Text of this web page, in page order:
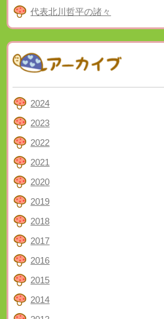
代表北川哲平の諸々
2024
2023
2022
2021
2020
2019
2018
2017
2016
2015
2014